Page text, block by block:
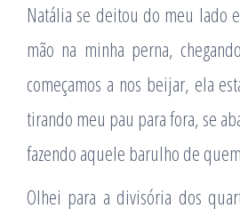
Natália se deitou do meu lado
mão na minha perna,
começamos a nos beijar, ela
tirando meu pau para fora, se
fazendo aquele barulho de
Olhei para a divisória dos